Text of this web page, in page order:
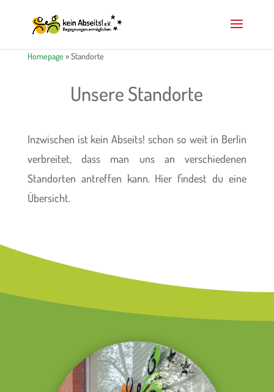
Homepage »Standorte
Unsere Standorte
Inzwischen ist kein Abseits! schon so weit in Berlin
verbreitet, dass man uns an verschiedenen
Standorten antreffen kann. Hier findest du eine
Übersicht.